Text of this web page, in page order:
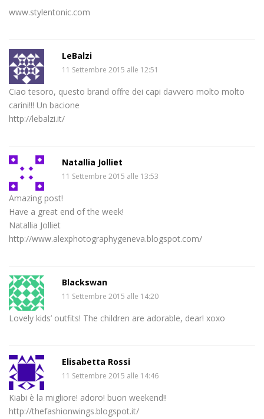
www.stylentonic.com
LeBalzi
11 Settembre 2015 alle 12:51
Ciao tesoro, questo brand offre dei capi davvero molto molto
carini!!! Un bacione
http://lebalzi.it/
Natallia Jolliet
11 Settembre 2015 alle 13:53
Amazing post!
Have a great end of the week!
Natallia Jolliet
http://www.alexphotographygeneva.blogspot.com/
Blackswan
11 Settembre 2015 alle 14:20
Lovely kids’ outfits! The children are adorable, dear! xoxo
Elisabetta Rossi
11 Settembre 2015 alle 14:46
Kiabi è la migliore! adoro! buon weekend!!
http://thefashionwings.blogspot.it/